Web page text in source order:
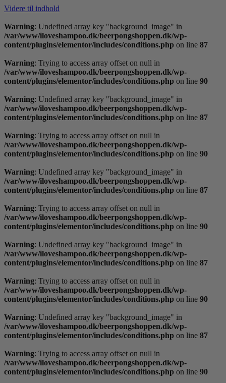
Videre til indhold
Warning: Undefined array key "background_image" in
/var/www/iloveshampoo.dk/beerpongshoppen.dk/wp-
content/plugins/elementor/includes/conditions.php on line 87
Warning: Trying to access array offset on null in
/var/www/iloveshampoo.dk/beerpongshoppen.dk/wp-
content/plugins/elementor/includes/conditions.php on line 90
Warning: Undefined array key "background_image" in
/var/www/iloveshampoo.dk/beerpongshoppen.dk/wp-
content/plugins/elementor/includes/conditions.php on line 87
Warning: Trying to access array offset on null in
/var/www/iloveshampoo.dk/beerpongshoppen.dk/wp-
content/plugins/elementor/includes/conditions.php on line 90
Warning: Undefined array key "background_image" in
/var/www/iloveshampoo.dk/beerpongshoppen.dk/wp-
content/plugins/elementor/includes/conditions.php on line 87
Warning: Trying to access array offset on null in
/var/www/iloveshampoo.dk/beerpongshoppen.dk/wp-
content/plugins/elementor/includes/conditions.php on line 90
Warning: Undefined array key "background_image" in
/var/www/iloveshampoo.dk/beerpongshoppen.dk/wp-
content/plugins/elementor/includes/conditions.php on line 87
Warning: Trying to access array offset on null in
/var/www/iloveshampoo.dk/beerpongshoppen.dk/wp-
content/plugins/elementor/includes/conditions.php on line 90
Warning: Undefined array key "background_image" in
/var/www/iloveshampoo.dk/beerpongshoppen.dk/wp-
content/plugins/elementor/includes/conditions.php on line 87
Warning: Trying to access array offset on null in
/var/www/iloveshampoo.dk/beerpongshoppen.dk/wp-
content/plugins/elementor/includes/conditions.php on line 90